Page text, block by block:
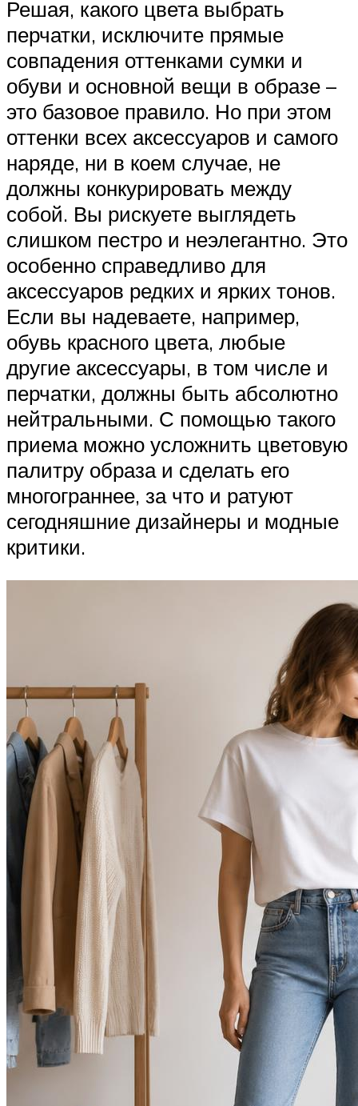
Решая, какого цвета выбрать
перчатки, исключите прямые
совпадения оттенками сумки и
обуви и основной вещи в образе –
это базовое правило. Но при этом
оттенки всех аксессуаров и самого
наряде, ни в коем случае, не
должны конкурировать между
собой. Вы рискуете выглядеть
слишком пестро и неэлегантно. Это
особенно справедливо для
аксессуаров редких и ярких тонов.
Если вы надеваете, например,
обувь красного цвета, любые
другие аксессуары, в том числе и
перчатки, должны быть абсолютно
нейтральными. С помощью такого
приема можно усложнить цветовую
палитру образа и сделать его
многограннее, за что и ратуют
сегодняшние дизайнеры и модные
критики.